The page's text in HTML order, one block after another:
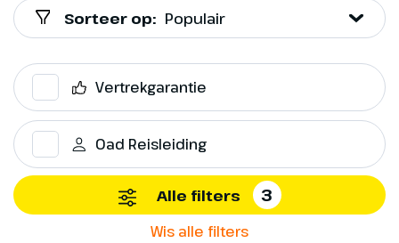
Sorteer op: Populair
Vertrekgarantie
Oad Reisleiding
Alle filters 3
Wis alle filters